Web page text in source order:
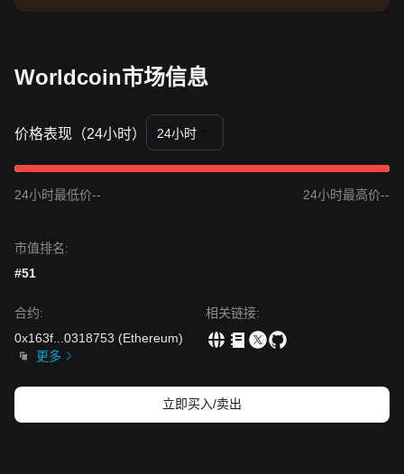
长期机构信心。
在 World Chain 上部署 EIP-7928，旨在将吞吐量
•供给端压力： 关于代币解锁时间表的担忧，以及近期基金会
的融资行动，尽管存在局部鲸鱼的累积，仍持续对市场情绪形
基于当前技术结构与市场动能，分析师给出以下参考交易策
• 如果 Worldcoin 价格接近
转信号（例如看涨吞没形态），可能形成短期买入机会。
短期趋势反转，并朝更高阻力位发展。
风险情景
• 如果 Worldcoin 价格跌破0.293 美元这一宏观支撑位，市场
可能进入更深度的调整阶段，届时可能测试接近 0.15 美元的
基于当前市场结构，分析师提出以下策略：
Worldcoin市场信息
价格表现（24小时） 24小时
24小时最低价-- 24小时最高价--
市值排名:
#51
合约:
0x163f
0318753 (Ethereum)
更多
相关链接:
立即买入/卖出